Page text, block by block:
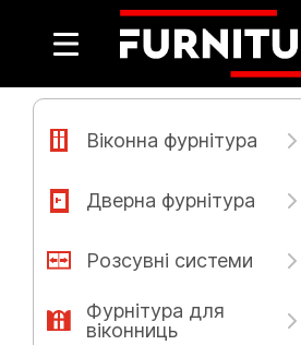
Віконна фурнітура
Дверна фурнітура
Розсувні системи
Фурнітура для
віконниць